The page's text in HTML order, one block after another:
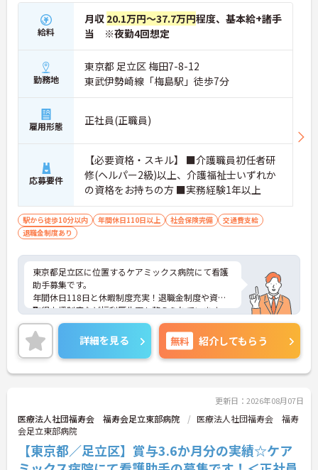
給料
月収 20.1万円～37.7万円程度、基本給+諸手
当 ※夜勤4回想定
勤務地
東京都 足立区 梅田7-8-12
東武伊勢崎線「梅島駅」徒歩7分
雇用形態 正社員(正職員)
応募要件
【必要資格・スキル】 ■介護職員初任者研
修(ヘルパー2級)以上、介護福祉士いずれか
の資格をお持ちの方 ■実務経験1年以上
駅から徒歩10分以内 年間休日110日以上 社会保険完備
交通費支給
退職金制度あり
東京都足立区に位置するケアミックス病院にて看護
助手募集です。
年間休日118日と休暇制度充実！退職金制度や資格
取得支援制度など福利厚生面も整えられています。
ご興味のある方には、面接対策ポイントなど、さら
に詳細をお話いたしますので、お気軽にご相談くだ
さい。
詳細を見る 無料 紹介してもらう
更新日：2026年08月07日
医療法人社団福寿会 福寿会足立東部病院
医療法人社団福寿会 福寿
会足立東部病院
【東京都／足立区】賞与3.6か月分の実績☆ケア